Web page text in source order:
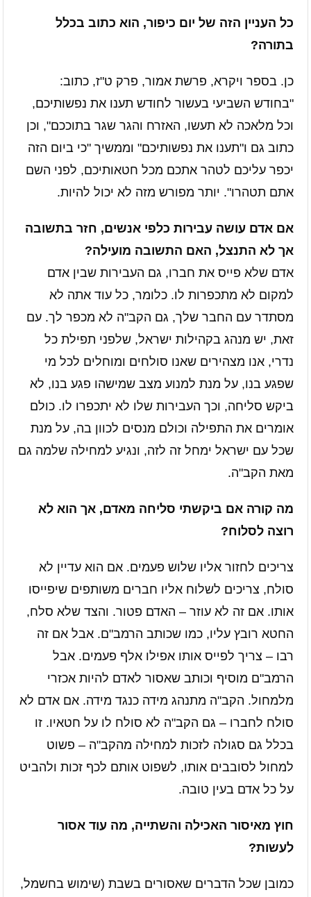
כל העניין הזה של יום כיפור, הוא כתוב בכלל
בתורה?
כן. בספר ויקרא, פרשת אמור, פרק ט"ז, כתוב:
"בחודש השביעי בעשור לחודש תענו את נפשותיכם,
וכל מלאכה לא תעשו, האזרח והגר שגר בתוככם", וכן
כתוב גם ו"תענו את נפשותיכם" וממשיך "כי ביום הזה
יכפר עליכם לטהר אתכם מכל חטאותיכם, לפני השם
אתם תטהרו". יותר מפורש מזה לא יכול להיות.
אם אדם עושה עבירות כלפי אנשים, חזר בתשובה
אך לא התנצל, האם התשובה מועילה?
אדם שלא פייס את חברו, גם העבירות שבין אדם
למקום לא מתכפרות לו. כלומר, כל עוד אתה לא
מסתדר עם החבר שלך, גם הקב"ה לא מכפר לך. עם
זאת, יש מנהג בקהילות ישראל, שלפני תפילת כל
נדרי, אנו מצהירים שאנו סולחים ומוחלים לכל מי
שפגע בנו, על מנת למנוע מצב שמישהו פגע בנו, לא
ביקש סליחה, וכך העבירות שלו לא יתכפרו לו. כולם
אומרים את התפילה וכולם מנסים לכוון בה, על מנת
שכל עם ישראל ימחל זה לזה, ונגיע למחילה שלמה גם
מאת הקב"ה.
מה קורה אם ביקשתי סליחה מאדם, אך הוא לא
רוצה לסלוח?
צריכים לחזור אליו שלוש פעמים. אם הוא עדיין לא
סולח, צריכים לשלוח אליו חברים משותפים שיפייסו
אותו. אם זה לא עוזר – האדם פטור. והצד שלא סלח,
החטא רובץ עליו, כמו שכותב הרמב"ם. אבל אם זה
רבו – צריך לפייס אותו אפילו אלף פעמים. אבל
הרמב"ם מוסיף וכותב שאסור לאדם להיות אכזרי
מלמחול. הקב"ה מתנהג מידה כנגד מידה. אם אדם לא
סולח לחברו – גם הקב"ה לא סולח לו על חטאיו. זו
בכלל גם סגולה לזכות למחילה מהקב"ה – פשוט
למחול לסובבים אותו, לשפוט אותם לכף זכות ולהביט
על כל אדם בעין טובה.
חוץ מאיסור האכילה והשתייה, מה עוד אסור
לעשות?
כמובן שכל הדברים שאסורים בשבת (שימוש בחשמל,